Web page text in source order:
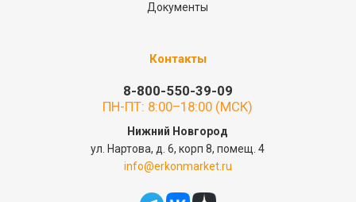
Документы
Контакты
8-800-550-39-09
ПН-ПТ: 8:00–18:00 (МСК)
Нижний Новгород
ул. Нартова, д. 6, корп 8, помещ. 4
info@erkonmarket.ru